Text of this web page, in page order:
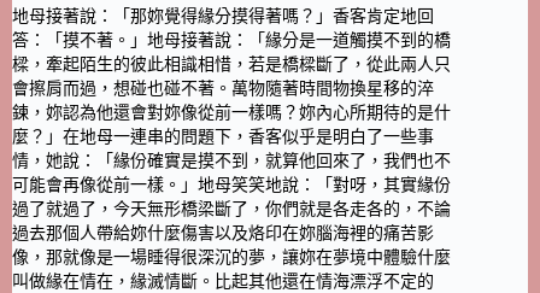
地母接著說：「那妳覺得緣分摸得著嗎？」香客肯定地回
答：「摸不著。」地母接著說：「緣分是一道觸摸不到的橋
樑，牽起陌生的彼此相識相惜，若是橋樑斷了，從此兩人只
會擦肩而過，想碰也碰不著。萬物隨著時間物換星移的淬
鍊，妳認為他還會對妳像從前一樣嗎？妳內心所期待的是什
麼？」在地母一連串的問題下，香客似乎是明白了一些事
情，她說：「緣份確實是摸不到，就算他回來了，我們也不
可能會再像從前一樣。」地母笑笑地說：「對呀，其實緣份
過了就過了，今天無形橋梁斷了，你們就是各走各的，不論
過去那個人帶給妳什麼傷害以及烙印在妳腦海裡的痛苦影
像，那就像是一場睡得很深沉的夢，讓妳在夢境中體驗什麼
叫做緣在情在，緣滅情斷。比起其他還在情海漂浮不定的